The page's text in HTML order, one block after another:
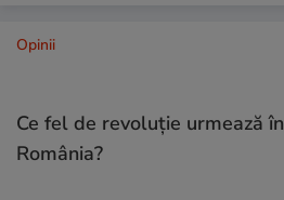
Opinii
Ce fel de revoluție urmează în
România?